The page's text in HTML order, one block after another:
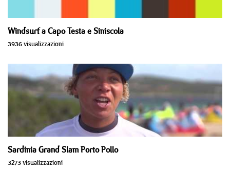
Windsurf a Capo Testa e Siniscola
3936 visualizzazioni
Sardinia Grand Slam Porto Pollo
3273 visualizzazioni